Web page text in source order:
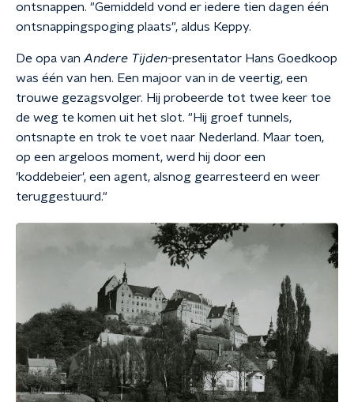
ontsnappen. "Gemiddeld vond er iedere tien dagen één
ontsnappingspoging plaats", aldus Keppy.
De opa van Andere Tijden-presentator Hans Goedkoop
was één van hen. Een majoor van in de veertig, een
trouwe gezagsvolger. Hij probeerde tot twee keer toe
de weg te komen uit het slot. "Hij groef tunnels,
ontsnapte en trok te voet naar Nederland. Maar toen,
op een argeloos moment, werd hij door een
'koddebeier', een agent, alsnog gearresteerd en weer
teruggestuurd."